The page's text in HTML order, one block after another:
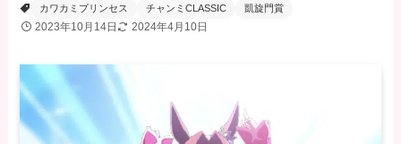
カワカミプリンセス
チャンミCLASSIC 凱旋門賞
2023年10月14日 2024年4月10日